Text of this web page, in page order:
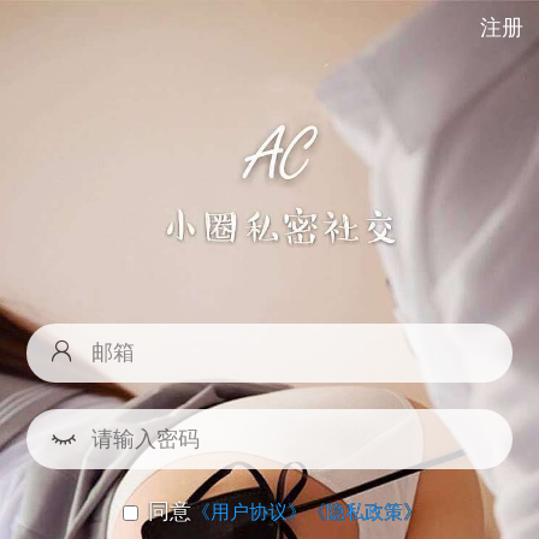
注册
同意《用户协议》《隐私政策》